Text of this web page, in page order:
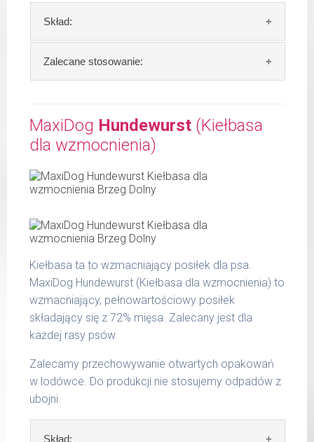
Skład:
Skład:kurczak 66%, jabłko 10%, proso 15%,
olej lniany 2%, algi.
surowe białko 8,80 %
tłuszcz surowy 8,50 %
popiół surowy 1,90 %
włókno surowe 0,50 %
wapń 1,20 %
fosfor 0,62 %
Zalecane stosowanie:
opakowań w lodówce, nie dłużej niż 2 dni.
W tabeli ujęto dzienne zapotrzebowanie na
dzienna
do 5
220 g
6 - 14
400 g
15 -
25 kg
26 -
35 kg
800 g
Podane liczby są wartościami orientacyjnymi.
MaxiDog Hundewurst (Kiełbasa
dla wzmocnienia)
Kiełbasa ta to wzmacniający posiłek dla psa.
MaxiDog Hundewurst (Kiełbasa dla wzmocnienia) to
wzmacniający, pełnowartościowy posiłek
składający się z 72% mięsa. Zalecany jest dla
każdej rasy psów.
Zalecamy przechowywanie otwartych opakowań
w lodówce. Do produkcji nie stosujemy odpadów z
ubojni.
Skład: